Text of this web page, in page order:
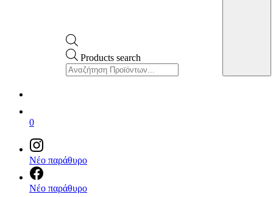
Products search
0
Νέο παράθυρο
Νέο παράθυρο